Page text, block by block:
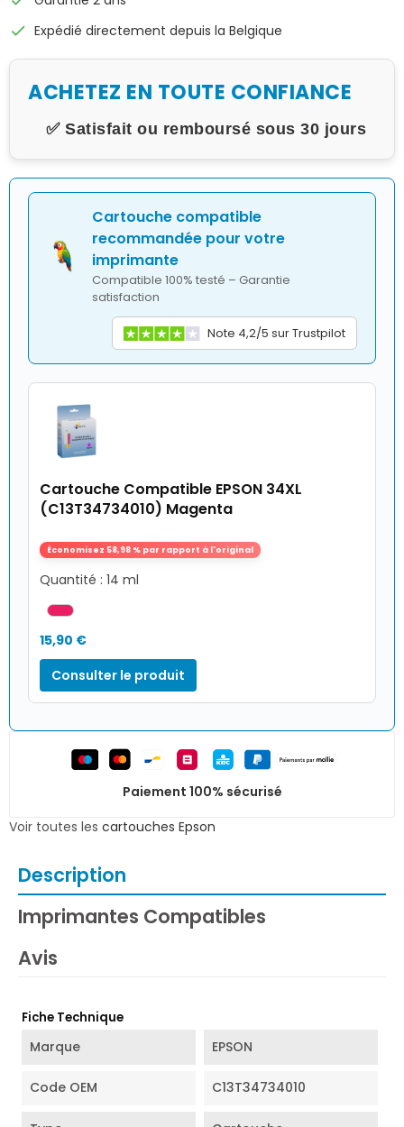
check Expédié directement depuis la Belgique
ACHETEZ EN TOUTE CONFIANCE
✅ Satisfait ou remboursé sous 30 jours
Cartouche compatible
recommandée pour votre
imprimante
Compatible 100% testé – Garantie
satisfaction
Note 4,2/5 sur Trustpilot
Cartouche Compatible EPSON 34XL
(C13T34734010) Magenta
Économisez 58,98 % par rapport à l'original
Quantité : 14 ml
15,90 €
Consulter le produit
Paiement 100% sécurisé
Voir toutes les cartouches Epson
Description
Imprimantes Compatibles
Avis
Fiche Technique
Marque EPSON
Code OEM C13T34734010